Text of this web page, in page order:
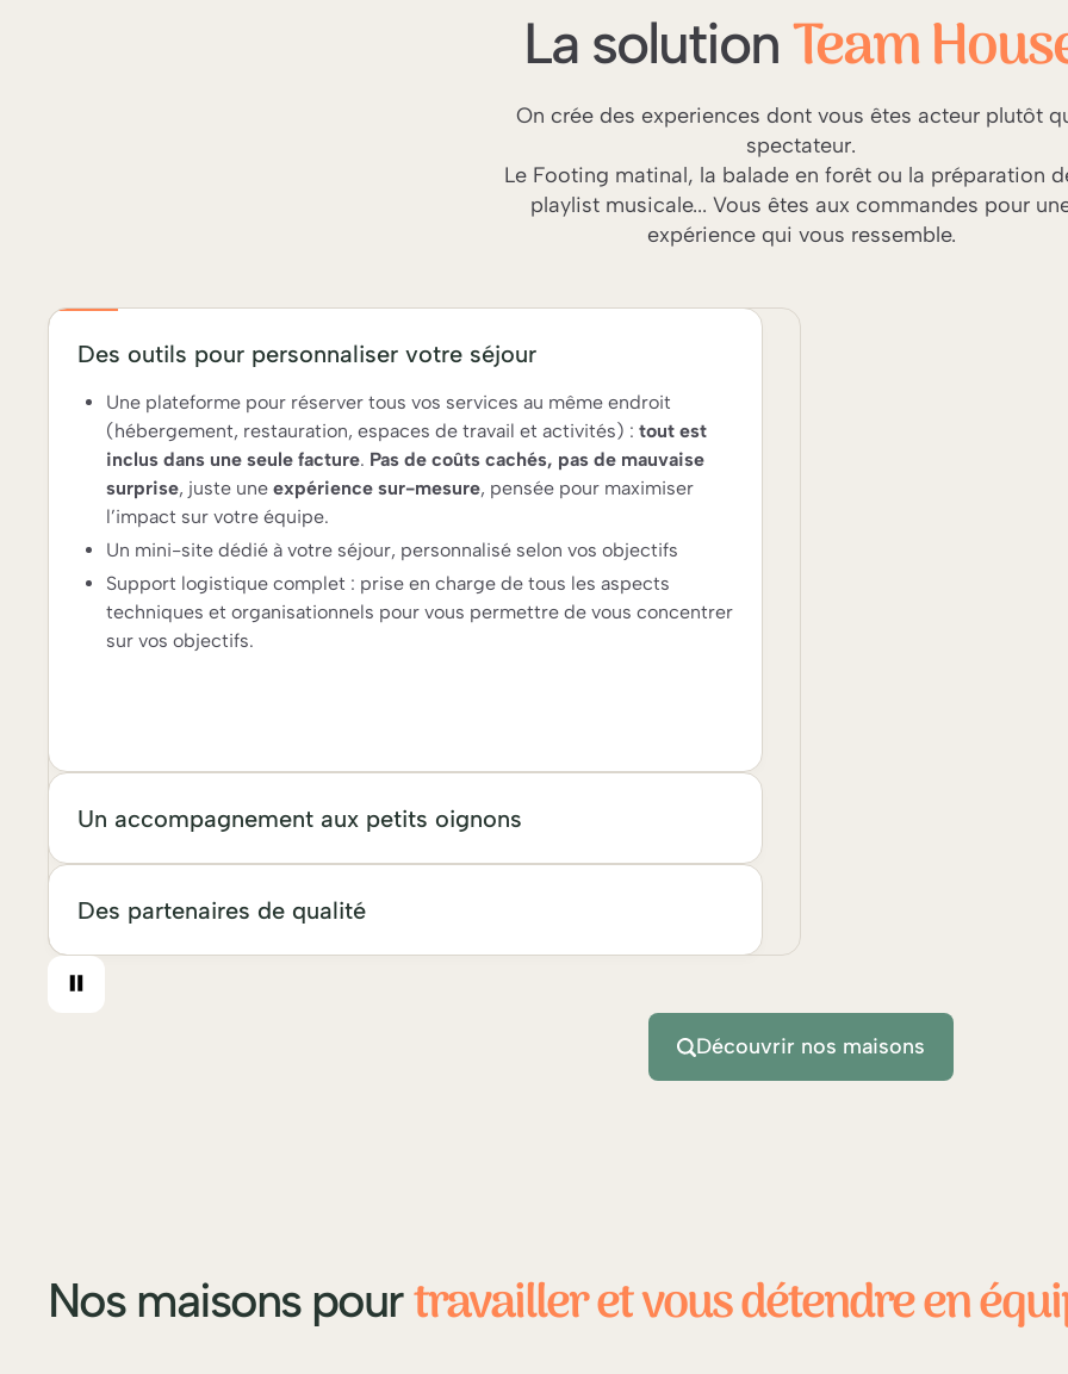
La solution Team
On crée des experiences dont vous êtes acteur plutôt
spectateur.
Le Footing matinal, la balade en forêt ou la préparation
playlist musicale... Vous êtes aux commandes pour
expérience qui vous ressemble.
Des outils pour personnaliser votre séjour
Une plateforme pour réserver tous vos services au même endroit
(hébergement, restauration, espaces de travail et activités) : tout est
inclus dans une seule facture. Pas de coûts cachés, pas de mauvaise
surprise, juste une expérience sur-mesure, pensée pour maximiser
l’impact sur votre équipe.
Un mini-site dédié à votre séjour, personnalisé selon vos objectifs
Support logistique complet : prise en charge de tous les aspects
techniques et organisationnels pour vous permettre de vous concentrer
sur vos objectifs.
Un accompagnement aux petits oignons
Des partenaires de qualité
Découvrir nos maisons
Nos maisons pourtravailler et vous détendre en